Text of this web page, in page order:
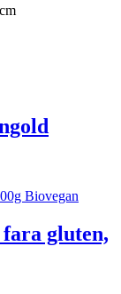
gluten,